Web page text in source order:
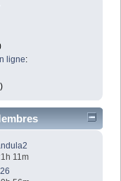
ligne:
11m